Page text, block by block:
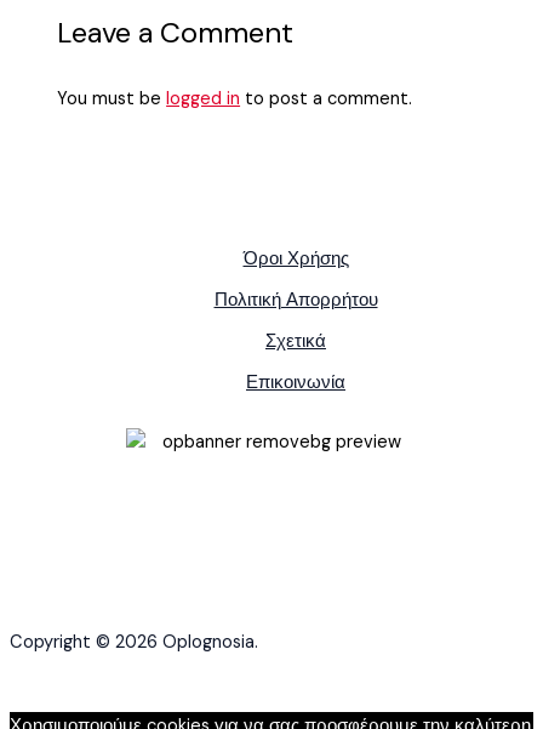
Leave a Comment
You must belogged in to post a comment.
Όροι Χρήσης
Πολιτική Απορρήτου
Σχετικά
Επικοινωνία
Copyright © 2026 Oplognosia.